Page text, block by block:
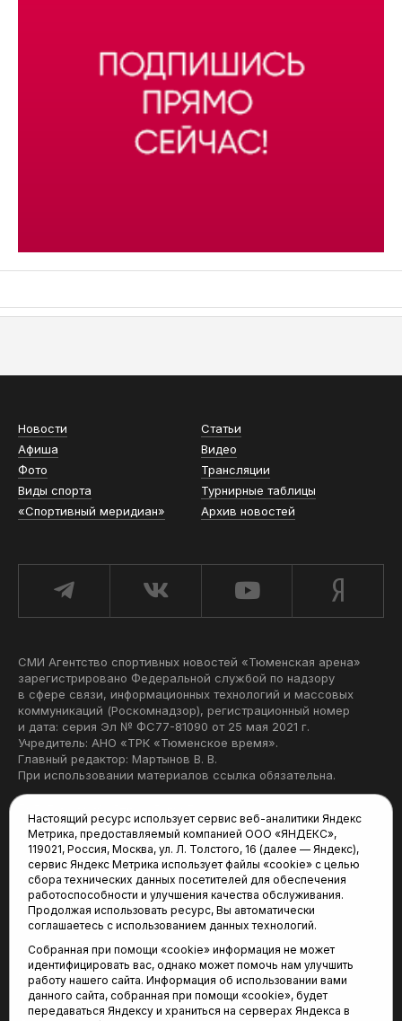
Новости
Статьи
Афиша
Видео
Фото
Трансляции
Виды спорта
Турнирные таблицы
«Спортивный меридиан»
Архив новостей
СМИ Агентство спортивных новостей «Тюменская арена»
зарегистрировано Федеральной службой по надзору
в сфере связи, информационных технологий и массовых
коммуникаций (Роскомнадзор), регистрационный номер
и дата: серия Эл № ФС77-81090 от 25 мая 2021 г.
Учредитель: АНО «ТРК «Тюменское время».
Главный редактор: Мартынов В. В.
При использовании материалов ссылка обязательна.
Редакция:
625035, Тюмень, пр. Геологоразведчиков, 28А
(3452) 68-22-28
tum-arena@mail.ru
Отдел продаж:
(3452) 68-89-78
kotovaev@sibinformburo.ru
Настоящий ресурс использует сервис веб-аналитики Яндекс
Метрика, предоставляемый компанией ООО «ЯНДЕКС»,
119021, Россия, Москва, ул. Л. Толстого, 16 (далее — Яндекс),
сервис Яндекс Метрика использует файлы «cookie» с целью
сбора технических данных посетителей для обеспечения
работоспособности и улучшения качества обслуживания.
Продолжая использовать ресурс, Вы автоматически
соглашаетесь с использованием данных технологий.
Собранная при помощи «cookie» информация не может
идентифицировать вас, однако может помочь нам улучшить
работу нашего сайта. Информация об использовании вами
данного сайта, собранная при помощи «cookie», будет
передаваться Яндексу и храниться на серверах Яндекса в